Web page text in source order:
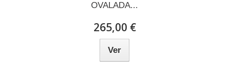
OVALADA...
265,00 €
Ver